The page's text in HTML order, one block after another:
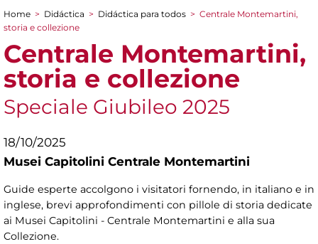
You are here
Home > Didáctica > Didáctica para todos > Centrale Montemartini,
storia e collezione
Centrale Montemartini,
storia e collezione
Speciale Giubileo 2025
18/10/2025
Musei Capitolini Centrale Montemartini
Guide esperte accolgono i visitatori fornendo, in italiano e in
inglese, brevi approfondimenti con pillole di storia dedicate
ai Musei Capitolini - Centrale Montemartini e alla sua
Collezione.